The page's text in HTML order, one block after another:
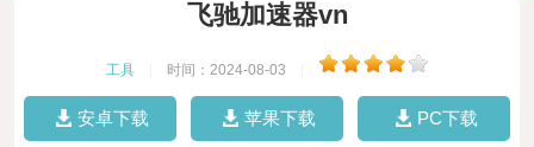
飞驰加速器vn
工具 时间：2024-08-03
安卓下载 苹果下载 PC下载